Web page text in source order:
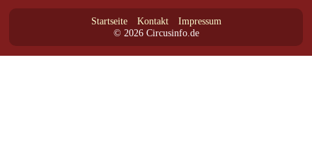
Startseite Kontakt
Impressum
© 2026 Circusinfo.de